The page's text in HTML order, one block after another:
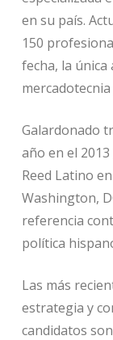
en su país.
150
fecha, la única
Galardonado
año en el
Reed Latino
Washington,
referencia
política
Las más
estrategia y
candidatos